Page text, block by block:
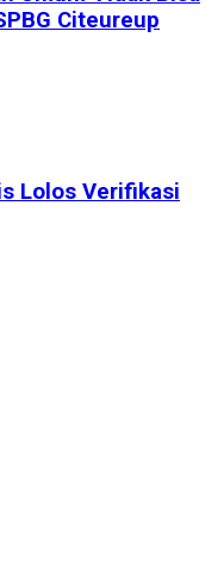
Citeureup
Lolos Verifikasi